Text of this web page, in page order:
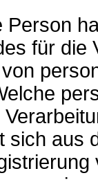
Person
für die
sich aus